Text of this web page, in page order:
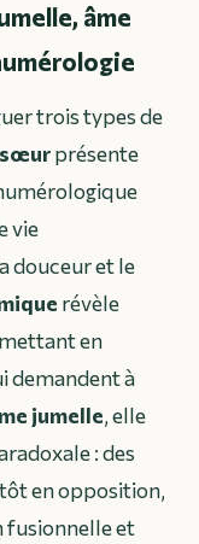
âme
trois types de
sœurprésente
vie
douceur et le
révèle
en
demandent à
jumelle, elle
: des
en opposition,
fusionnelle et